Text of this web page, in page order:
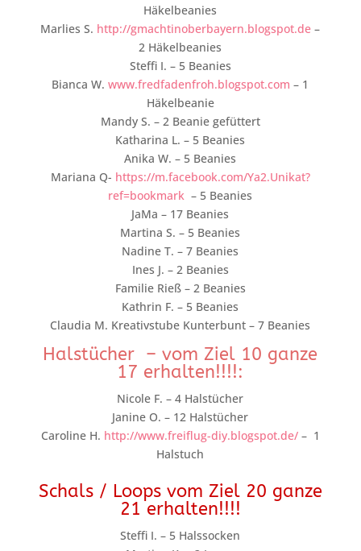
Häkelbeanies
Marlies S. http://gmachtinoberbayern.blogspot.de –
2 Häkelbeanies
Steffi I. – 5 Beanies
Bianca W.www.fredfadenfroh.blogspot.com – 1
Häkelbeanie
Mandy S. – 2 Beanie gefüttert
Katharina L. – 5 Beanies
Anika W. – 5 Beanies
Mariana Q- https://m.facebook.com/Ya2.Unikat?
ref=bookmark– 5 Beanies
JaMa – 17 Beanies
Martina S. – 5 Beanies
Nadine T. – 7 Beanies
Ines J. – 2 Beanies
Familie Rieß – 2 Beanies
Kathrin F. – 5 Beanies
Claudia M. Kreativstube Kunterbunt – 7 Beanies
Halstücher – vom Ziel 10 ganze
17 erhalten!!!!:
Nicole F. – 4 Halstücher
Janine O. – 12 Halstücher
Caroline H. http://www.freiflug-diy.blogspot.de/ – 1
Halstuch
Schals / Loops vom Ziel 20 ganze
21 erhalten!!!!
Steffi I. – 5 Halssocken